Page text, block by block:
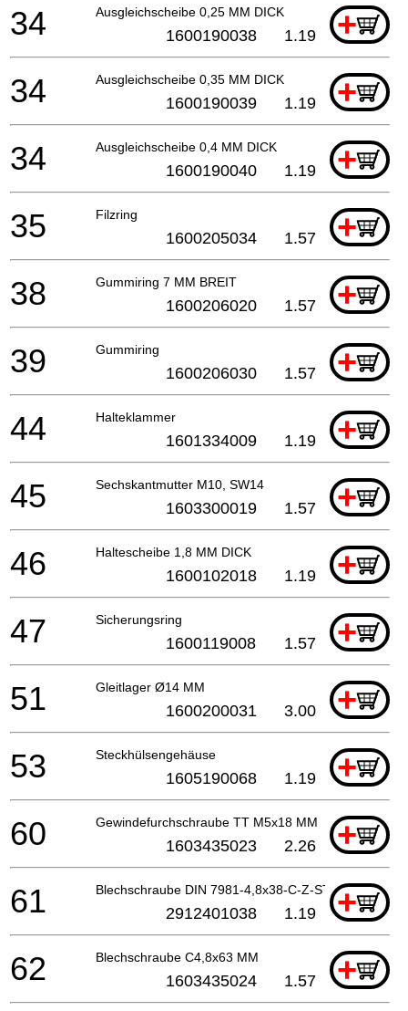
Ausgleichscheibe 0,25 MM DICK +
34 1600190038 1.19
Ausgleichscheibe 0,35 MM DICK +
34 1600190039 1.19
Ausgleichscheibe 0,4 MM DICK +
34 1600190040 1.19
Filzring +
35 1600205034 1.57
Gummiring 7 MM BREIT +
38 1600206020 1.57
Gummiring +
39 1600206030 1.57
Halteklammer +
44 1601334009 1.19
Sechskantmutter M10, SW14 +
45 1603300019 1.57
Haltescheibe 1,8 MM DICK +
46 1600102018 1.19
Sicherungsring +
47 1600119008 1.57
Gleitlager Ø14 MM +
51 1600200031 3.00
Steckhülsengehäuse +
53 1605190068 1.19
Gewindefurchschraube TT M5x18 MM +
60 1603435023 2.26
Blechschraube DIN 7981-4,8x38-C-Z-ST +
61 2912401038 1.19
Blechschraube C4,8x63 MM +
62 1603435024 1.57